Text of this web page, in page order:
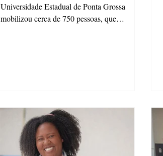
Universidade Estadual de Ponta Grossa
mobilizou cerca de 750 pessoas, que